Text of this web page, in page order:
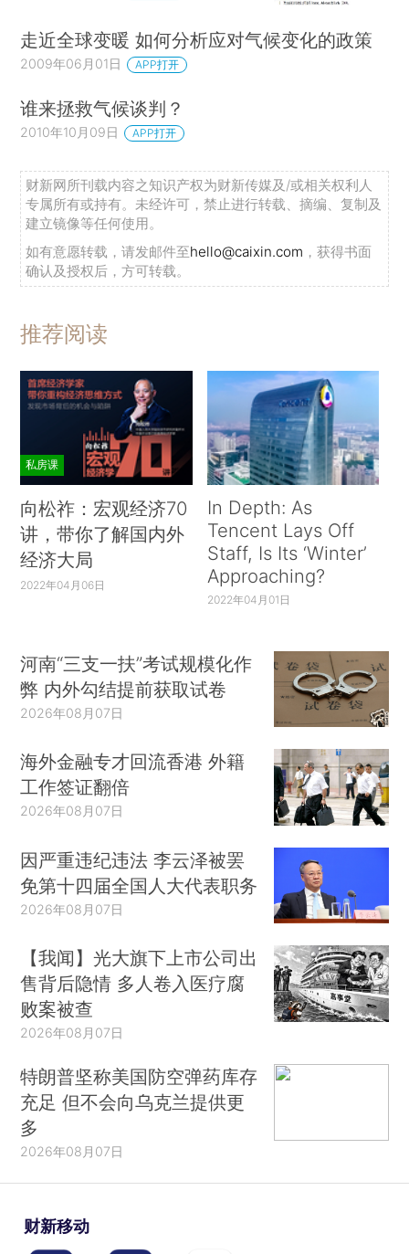
走近全球变暖 如何分析应对气候变化的政策
2009年06月01日 APP打开
谁来拯救气候谈判？
2010年10月09日 APP打开
财新网所刊载内容之知识产权为财新传媒及/或相关权利人
专属所有或持有。未经许可，禁止进行转载、摘编、复制及
建立镜像等任何使用。
如有意愿转载，请发邮件至hello@caixin.com ，获得书面
确认及授权后，方可转载。
推荐阅读
私房课
向松祚：宏观经济70
讲，带你了解国内外
经济大局
2022年04月06日
In Depth: As
Tencent Lays Off
Staff, Is Its ‘Winter’
Approaching?
2022年04月01日
河南“三支一扶”考试规模化作
弊 内外勾结提前获取试卷
2026年08月07日
海外金融专才回流香港 外籍
工作签证翻倍
2026年08月07日
因严重违纪违法 李云泽被罢
免第十四届全国人大代表职务
2026年08月07日
【我闻】光大旗下上市公司出
售背后隐情 多人卷入医疗腐
败案被查
2026年08月07日
特朗普坚称美国防空弹药库存
充足 但不会向乌克兰提供更
多
2026年08月07日
财新移动